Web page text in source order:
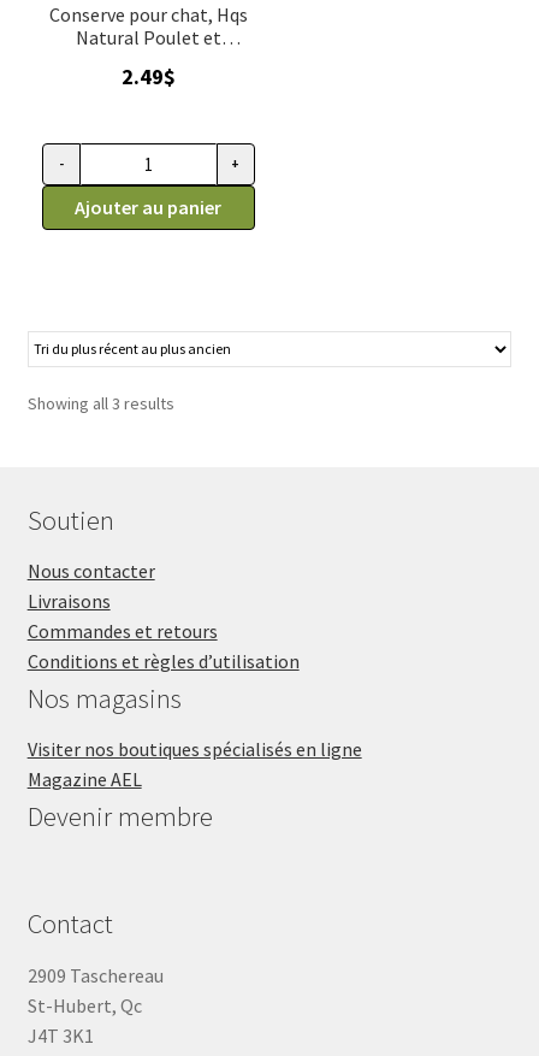
Conserve pour chat, Hqs
Natural Poulet et
Almo Nature 70g
2.49$
quantité de Conserve pour chat, Hqs Natural Poulet et
- +
Ajouter au panier
Showing all 3 results
Soutien
Nous contacter
Livraisons
Commandes et retours
Conditions et règles d’utilisation
Nos magasins
Visiter nos boutiques spécialisés en ligne
Magazine AEL
Devenir membre
Contact
2909 Taschereau
St-Hubert, Qc
J4T 3K1